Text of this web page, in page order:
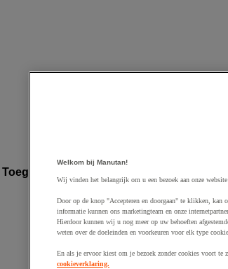
Toegevoegd aan winkelwagen
Welkom bij Manutan!
Wij vinden het belangrijk om u een bezoek aan onze
Door op de knop "Accepteren en doorgaan" te klikken,
informatie kunnen ons marketingteam en onze
Hierdoor kunnen wij u nog meer op uw behoeften
weten over de doeleinden en voorkeuren voor elk type
En als je ervoor kiest om je bezoek zonder cookies voort
cookieverklaring.